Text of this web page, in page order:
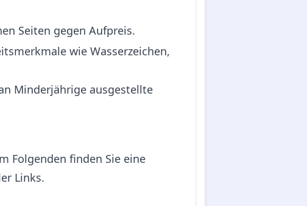
Seiten gegen Aufpreis.
wie Wasserzeichen,
Minderjährige ausgestellte
Folgenden finden Sie eine
Links.